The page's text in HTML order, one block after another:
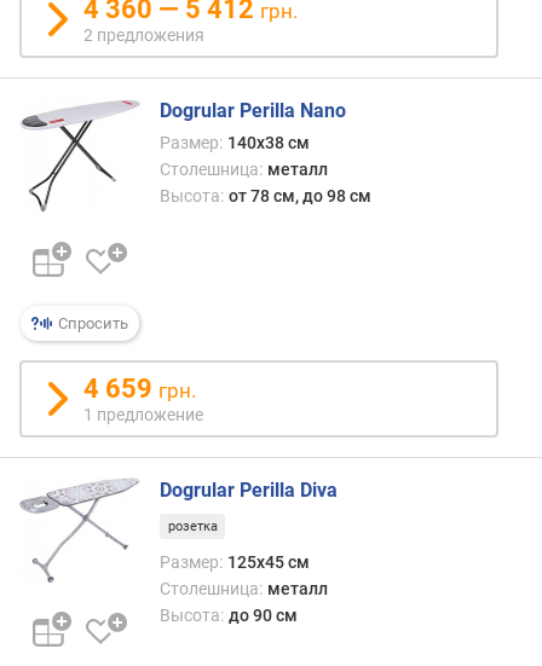
м
и
р
и
д
о
к
и
с
)
м
к
в
ы
4 360 — 5 412 грн.
2 предложения
Спросить
Dogrular Perilla Nano
Размер: 140x38 см
Столешница: металл
Высота: от 78 см, до 98 см
4 659 грн.
1 предложение
Dogrular Perilla Diva
розетка
Размер: 125x45 см
Столешница: металл
Высота: до 90 см